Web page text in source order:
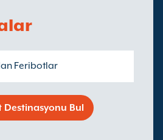
Feribotlar
Destinasyonu Bul